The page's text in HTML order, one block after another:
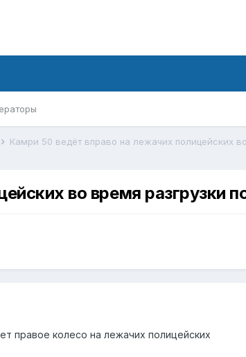
во время разгрузки
правое колесо на лежачих полицейских